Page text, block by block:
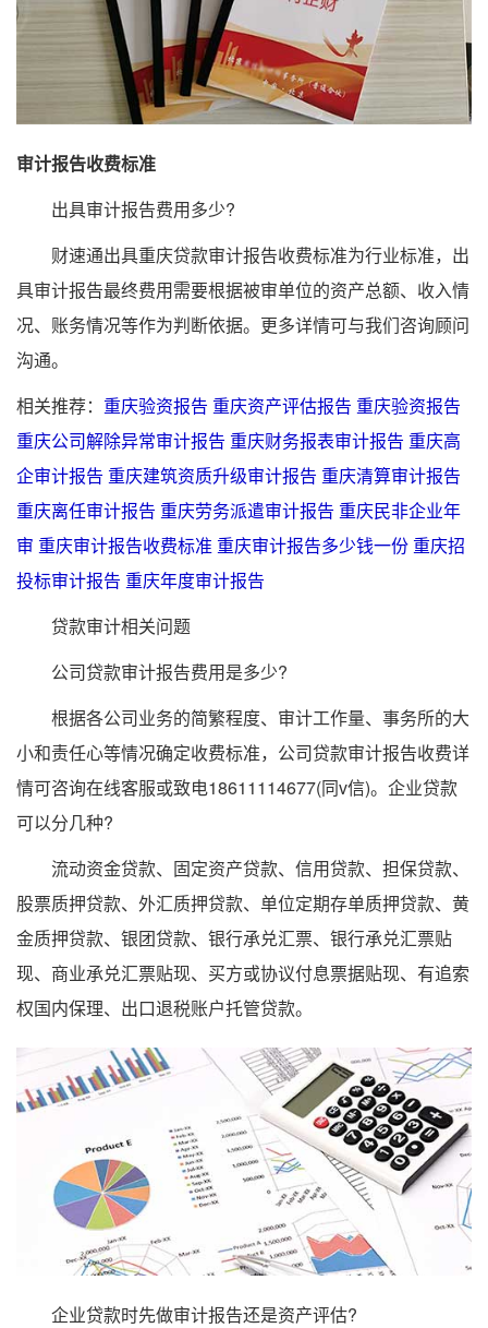
审计报告收费标准
出具审计报告费用多少?
财速通出具重庆贷款审计报告收费标准为行业标准，出
具审计报告最终费用需要根据被审单位的资产总额、收入情
况、账务情况等作为判断依据。更多详情可与我们咨询顾问
沟通。
相关推荐： 重庆验资报告 重庆资产评估报告 重庆验资报告
重庆公司解除异常审计报告 重庆财务报表审计报告 重庆高
企审计报告 重庆建筑资质升级审计报告 重庆清算审计报告
重庆离任审计报告 重庆劳务派遣审计报告 重庆民非企业年
审 重庆审计报告收费标准 重庆审计报告多少钱一份 重庆招
投标审计报告 重庆年度审计报告
贷款审计相关问题
公司贷款审计报告费用是多少?
根据各公司业务的简繁程度、审计工作量、事务所的大
小和责任心等情况确定收费标准，公司贷款审计报告收费详
情可咨询在线客服或致电18611114677(同v信)。企业贷款
可以分几种?
流动资金贷款、固定资产贷款、信用贷款、担保贷款、
股票质押贷款、外汇质押贷款、单位定期存单质押贷款、黄
金质押贷款、银团贷款、银行承兑汇票、银行承兑汇票贴
现、商业承兑汇票贴现、买方或协议付息票据贴现、有追索
权国内保理、出口退税账户托管贷款。
企业贷款时先做审计报告还是资产评估?